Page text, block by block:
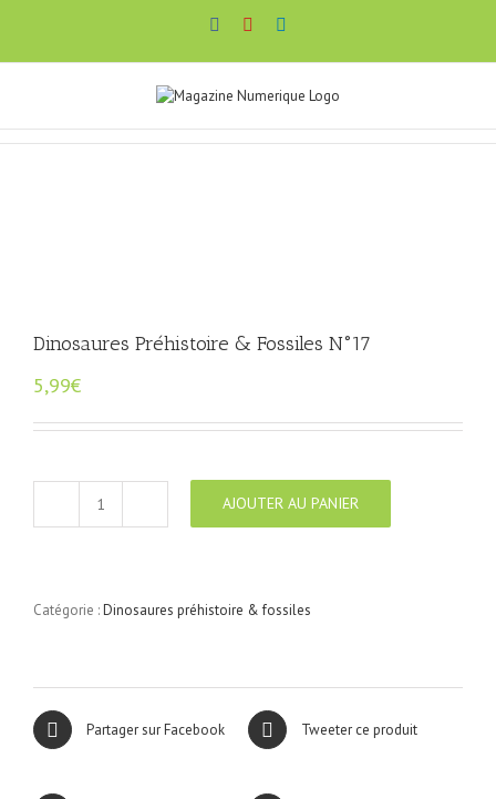
FacebookYouTube
Dinosaures Préhistoire & Fossiles N°17
5,99€
quantité
Fossiles
AJOUTER AU PANIER
Catégorie :Dinosaures préhistoire & fossiles
Partager sur Facebook Tweeter ce produit